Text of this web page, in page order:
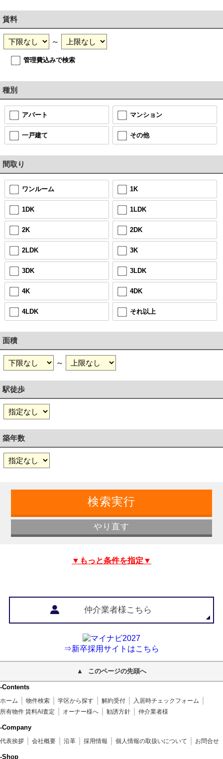
賃料
～
管理費込みで検索
種別
アパート マンション
一戸建て その他
間取り
ワンルーム 1K
1DK 1LDK
2K 2DK
2LDK 3K
3DK 3LDK
4K 4DK
4LDK それ以上
面積
～
駅徒歩
築年数
▼もっと条件を指定▼
仲介業者様こちら
⇒新卒採用サイトはこちら
このページの先頭へ
-Contents
ホーム 物件検索 学区から探す 解約受付
入居時チェックフォーム
所有物件 賃料AI査定
オーナー様へ 勧誘方針 仲介業者様
-Company
代表挨拶 会社概要 沿革 採用情報 個人情報の取扱いについて お問合せ
-Shop